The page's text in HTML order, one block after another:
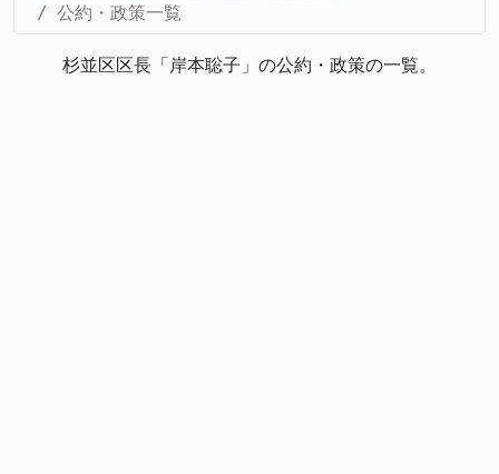
公約・政策一覧
杉並区区長「岸本聡子」の公約・政策の一覧。